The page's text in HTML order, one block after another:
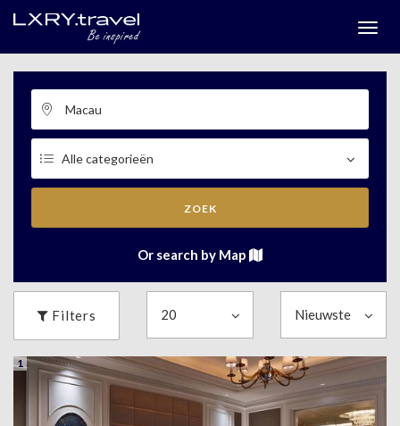
ZOEK
Or search by Map
Filters
1